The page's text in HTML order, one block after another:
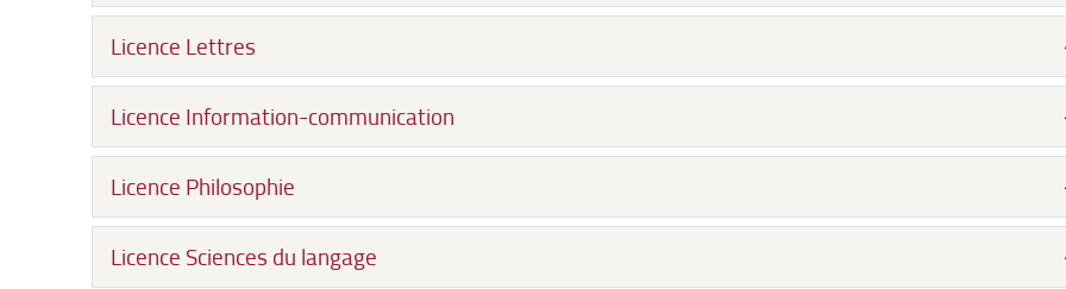
Licence Lettres
Licence Information-communication
Licence Philosophie
Licence Sciences du langage